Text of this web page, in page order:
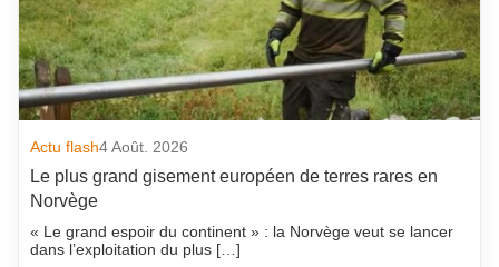
Actu flash4 Août. 2026
Le plus grand gisement européen de terres rares en
Norvège
« Le grand espoir du continent » : la Norvège veut se lancer
dans l’exploitation du plus […]